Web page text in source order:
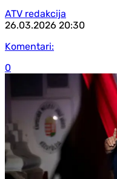
ATV redakcija
26.03.2026 20:30
Komentari:
0